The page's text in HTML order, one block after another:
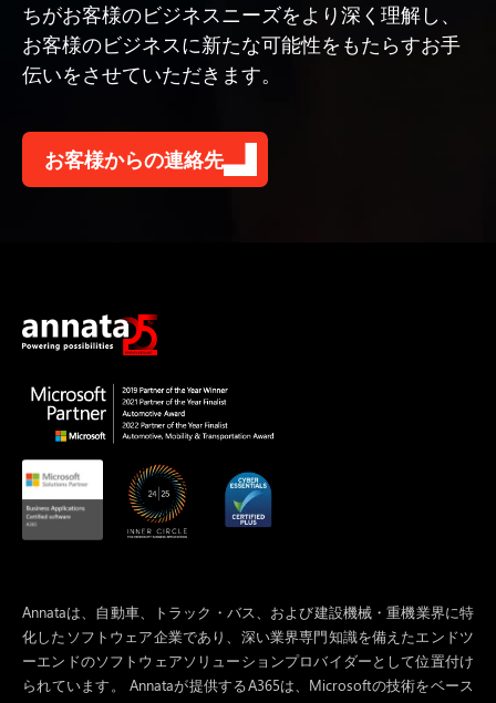
ちがお客様のビジネスニーズをより深く理解し、
お客様のビジネスに新たな可能性をもたらすお手
伝いをさせていただきます。
お客様からの連絡先
Annataは、自動車、トラック・バス、および建設機械・重機業界に特
化したソフトウェア企業であり、深い業界専門知識を備えたエンドツ
ーエンドのソフトウェアソリューションプロバイダーとして位置付け
られています。 Annataが提供するA365は、Microsoftの技術をベース